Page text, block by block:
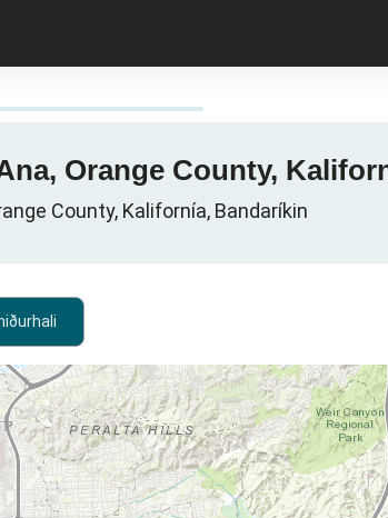
Orange County,
County, Kalifornía, Bandaríkin